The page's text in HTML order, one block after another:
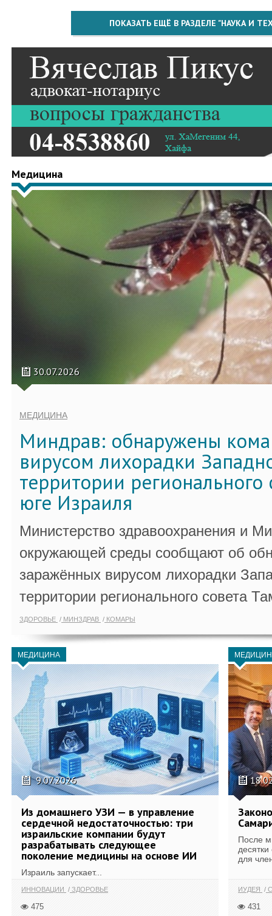
ПОКАЗАТЬ ЕЩЁ В РАЗДЕЛЕ "НАУКА И
Медицина
30.07.2026
МЕДИЦИНА
Миндрав: обнаружены
вирусом лихорадки
территории регионального
юге Израиля
Министерство здравоохранения и
окружающей среды сообщают об
заражённых вирусом лихорадки
территории регионального совета
ЗДОРОВЬЕ МИНЗДРАВ КОМАРЫ
МЕДИЦИНА
9.07.2026
Из домашнего УЗИ — в управление
сердечной недостаточностью: три
израильские компании будут
разрабатывать следующее
поколение медицины на основе ИИ
Израиль запускает...
ИННОВАЦИИ ЗДОРОВЬЕ
475
После
для
ИУДЕЯ
431